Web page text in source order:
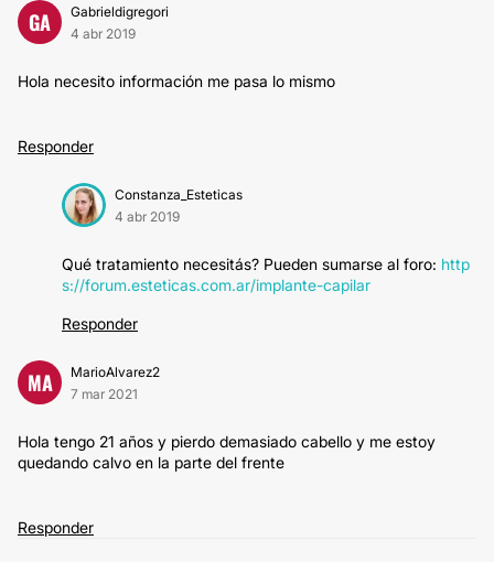
GA
Gabrieldigregori
4 abr 2019
Hola necesito información me pasa lo mismo
Responder
Constanza_Esteticas
4 abr 2019
Qué tratamiento necesitás? Pueden sumarse al foro: http
s://forum.esteticas.com.ar/implante-capilar
Responder
MA
MarioAlvarez2
7 mar 2021
Hola tengo 21 años y pierdo demasiado cabello y me estoy
quedando calvo en la parte del frente
Responder